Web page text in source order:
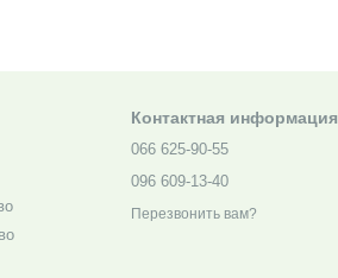
Контактная информация
066 625-90-55
096 609-13-40
Перезвонить вам?